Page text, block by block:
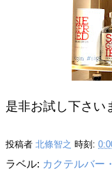
是非お試し下さい
投稿者 北條智之 時刻:
ラベル: カクテルバー